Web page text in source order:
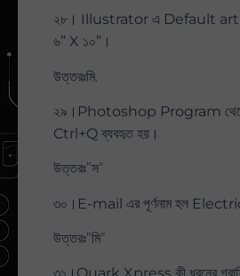
২৮। Illustrator এ Default
৬” X ১০”।
উত্তরঃমি.
২৯।Photoshop Program থেকে
Ctrl+Q ব্যবহৃত হয়।
উত্তরঃ”স”
৩০।E-mail এর পূর্ণনাম হল
উত্তরঃ”মি”